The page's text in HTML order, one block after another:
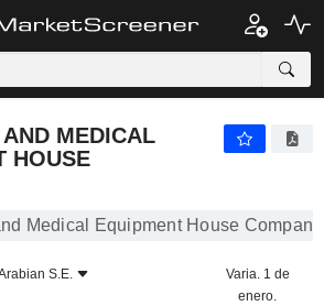
MEDICAL
HOUSE
Medical Equipment House Company
S.E.
Varia. 1 de
enero.